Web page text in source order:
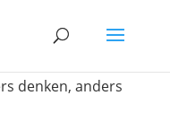
denken, anders